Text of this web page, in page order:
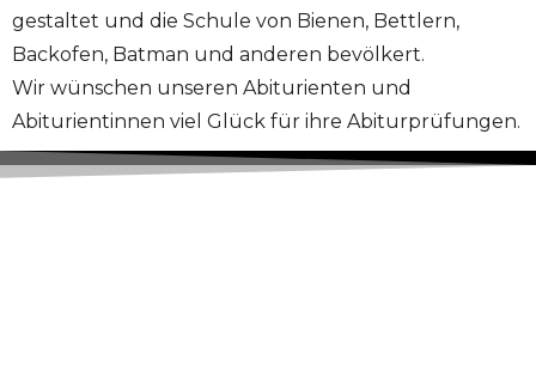
gestaltet und die Schule von Bienen, Bettlern,
Backofen, Batman und anderen bevölkert.
Wir wünschen unseren Abiturienten und
Abiturientinnen viel Glück für ihre Abiturprüfungen.